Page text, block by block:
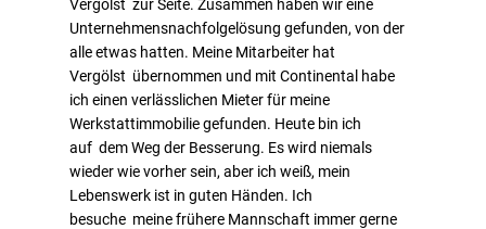
Vergölst zur Seite. Zusammen haben wir eine
Unternehmensnachfolgelösung gefunden, von der
alle etwas hatten. Meine Mitarbeiter hat
Vergölst übernommen und mit Continental habe
ich einen verlässlichen Mieter für meine
Werkstattimmobilie gefunden. Heute bin ich
auf dem Weg der Besserung. Es wird niemals
wieder wie vorher sein, aber ich weiß, mein
Lebenswerk ist in guten Händen. Ich
besuche meine frühere Mannschaft immer gerne